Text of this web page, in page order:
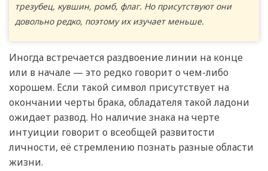
трезубец, кувшин, ромб, флаг. Но присутствуют они
довольно редко, поэтому их изучает меньше.
Иногда встречается раздвоение линии на конце
или в начале — это редко говорит о чем-либо
хорошем. Если такой символ присутствует на
окончании черты брака, обладателя такой ладони
ожидает развод. Но наличие знака на черте
интуиции говорит о всеобщей развитости
личности, её стремлению познать разные области
жизни.